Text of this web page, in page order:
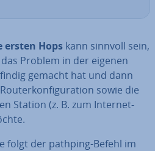
ersten Hops kann sinnvoll sein,
Problem in der eigenen
gemacht hat und dann
sowie die
Station (z. B. zum In­ter­net­
folgt der pathping-Befehl im